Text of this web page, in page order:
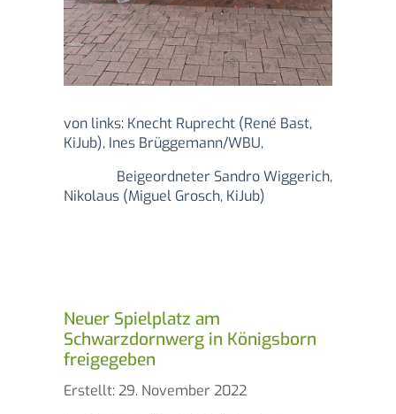
von links: Knecht Ruprecht (René Bast,
KiJub), Ines Brüggemann/WBU,
Beigeordneter Sandro Wiggerich,
Nikolaus (Miguel Grosch, KiJub)
Neuer Spielplatz am
Schwarzdornwerg in Königsborn
freigegeben
Details
Erstellt: 29. November 2022